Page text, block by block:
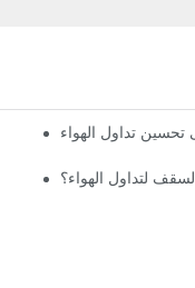
تداول الهواء
لتداول الهواء؟